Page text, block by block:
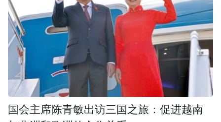
国会主席陈青敏出访三国之旅：促进越南